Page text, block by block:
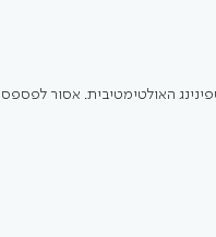
האולטימטיבית. אסור